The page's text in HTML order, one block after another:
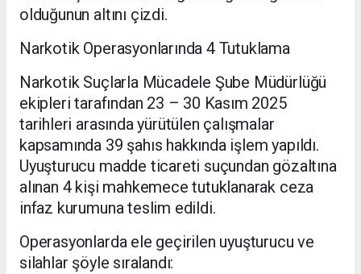
olduğunun altını çizdi.
Narkotik Operasyonlarında 4 Tutuklama
Narkotik Suçlarla Mücadele Şube Müdürlüğü
ekipleri tarafından 23 – 30 Kasım 2025
tarihleri arasında yürütülen çalışmalar
kapsamında 39 şahıs hakkında işlem yapıldı.
Uyuşturucu madde ticareti suçundan gözaltına
alınan 4 kişi mahkemece tutuklanarak ceza
infaz kurumuna teslim edildi.
Operasyonlarda ele geçirilen uyuşturucu ve
silahlar şöyle sıralandı: